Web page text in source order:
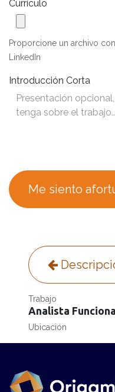
Currículo
Proporcione un archivo
LinkedIn
Introducción Corta
Me siento
Trabajo
Analista
Ubicación